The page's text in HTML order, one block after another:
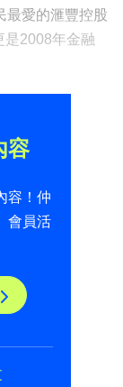
最愛的滙豐控股
是2008年金融
容
容！仲
會員活